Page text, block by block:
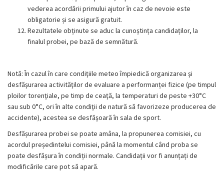
vederea acordării primului ajutor în caz de nevoie este
obligatorie și se asigură gratuit.
Rezultatele obținute se aduc la cunoștința candidaților, la
finalul probei, pe bază de semnătură.
Notă: În cazul în care condiţiile meteo împiedică organizarea şi
desfăşurarea activităţilor de evaluare a performanței fizice (pe timpul
ploilor torenţiale, pe timp de ceaţă, la temperaturi de peste +30°C
sau sub 0°C, ori în alte condiţii de natură să favorizeze producerea de
accidente), acestea se desfăşoară în sala de sport.
Desfășurarea probei se poate amâna, la propunerea comisiei, cu
acordul președintelui comisiei, până la momentul când proba se
poate desfășura în condiții normale. Candidații vor fi anunțați de
modificările care pot să apară.